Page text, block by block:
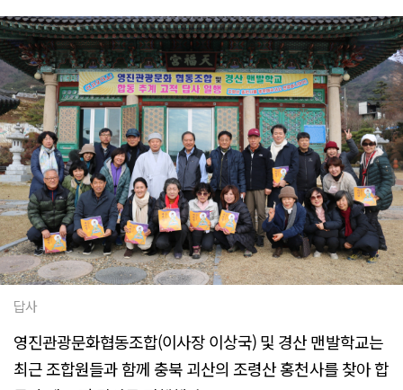
답사
영진관광문화협동조합(이사장 이상국) 및 경산 맨발학교는
최근 조합원들과 함께 충북 괴산의 조령산 홍천사를 찾아 합